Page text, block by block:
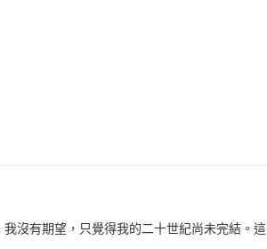
沒有期望，只覺得我的二十世紀尚未完結。這